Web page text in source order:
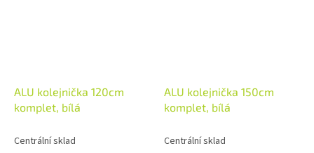
ALU kolejnička 120cm
komplet, bílá
Centrální sklad
ALU kolejnička 150cm
komplet, bílá
Centrální sklad